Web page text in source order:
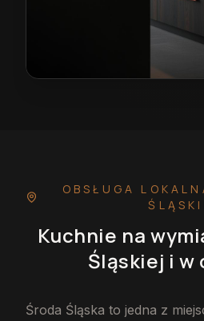
OBSŁUGA
Kuchnie na
Śląskiej i w
Środa Śląska to jedna z